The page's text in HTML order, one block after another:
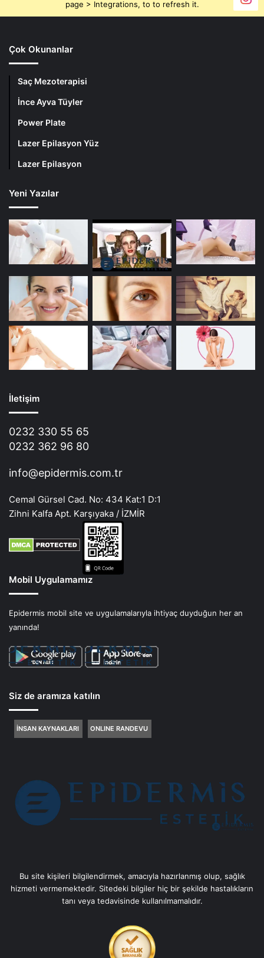
page > Integrations, to to refresh it.
Çok Okunanlar
Saç Mezoterapisi
İnce Ayva Tüyler
Power Plate
Lazer Epilasyon Yüz
Lazer Epilasyon
Yeni Yazılar
İletişim
0232 330 55 65
0232 362 96 80
info@epidermis.com.tr
Cemal Gürsel Cad. No: 434 Kat:1 D:1
Zihni Kalfa Apt. Karşıyaka / İZMİR
Mobil Uygulamamız
Epidermis mobil site ve uygulamalarıyla ihtiyaç duyduğun her an
yanında!
Siz de aramıza katılın
İNSAN KAYNAKLARI ONLINE RANDEVU
Bu site kişileri bilgilendirmek, amacıyla hazırlanmış olup, sağlık
hizmeti vermemektedir. Sitedeki bilgiler hiç bir şekilde hastalıkların
tanı veya tedavisinde kullanılmamalıdır.